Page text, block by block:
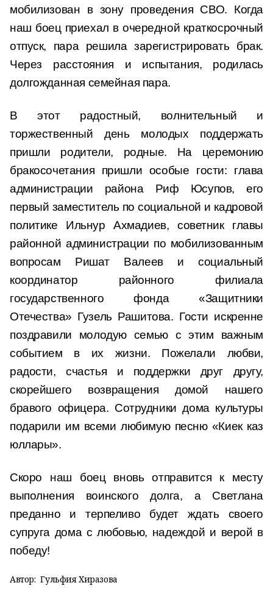
мобилизован в зону проведения СВО. Когда
наш боец приехал в очередной краткосрочный
отпуск, пара решила зарегистрировать брак.
Через расстояния и испытания, родилась
долгожданная семейная пара.
В этот радостный, волнительный и
торжественный день молодых поддержать
пришли родители, родные. На церемонию
бракосочетания пришли особые гости: глава
администрации района Риф Юсупов, его
первый заместитель по социальной и кадровой
политике Ильнур Ахмадиев, советник главы
районной администрации по мобилизованным
вопросам Ришат Валеев и социальный
координатор районного филиала
государственного фонда «Защитники
Отечества» Гузель Рашитова. Гости искренне
поздравили молодую семью с этим важным
событием в их жизни. Пожелали любви,
радости, счастья и поддержки друг другу,
скорейшего возвращения домой нашего
бравого офицера. Сотрудники дома культуры
подарили им всеми любимую песню «Киек каз
юллары».
Скоро наш боец вновь отправится к месту
выполнения воинского долга, а Светлана
преданно и терпеливо будет ждать своего
супруга дома с любовью, надеждой и верой в
победу!
Автор: Гульфия Хиразова